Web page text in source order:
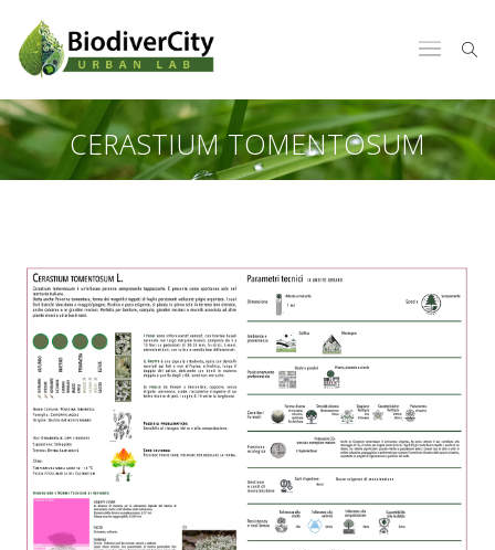
CERASTIUM TOMENTOSUM